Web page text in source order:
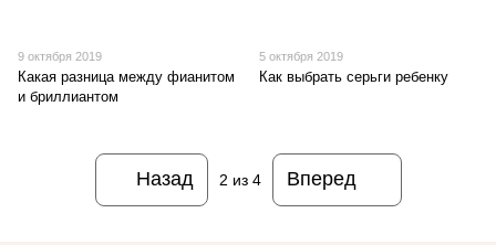
9 октября 2019
Какая разница между фианитом
и бриллиантом
5 октября 2019
Как выбрать серьги ребенку
Назад 2 из 4 Вперед